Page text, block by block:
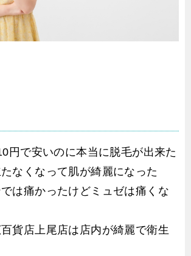
円で安いのに本当に脱毛が出来た
なくなって肌が綺麗になった
は痛かったけどミュゼは痛くな
貨店上尾店は店内が綺麗で衛生